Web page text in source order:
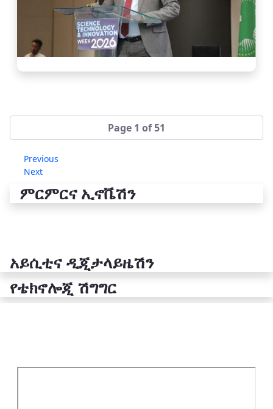
Page 1 of 51
Previous
Next
ምርምርና ኢኖቬሽን
አይሲቲና ዲጂታላይዜሽን
የቴክኖሎጂ ሽግግር